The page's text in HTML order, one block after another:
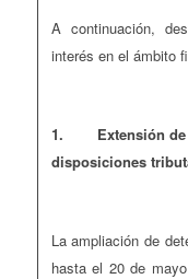
A continuación,
interés en el ámbito
1. Extensión
disposiciones
La ampliación de
hasta el 20 de